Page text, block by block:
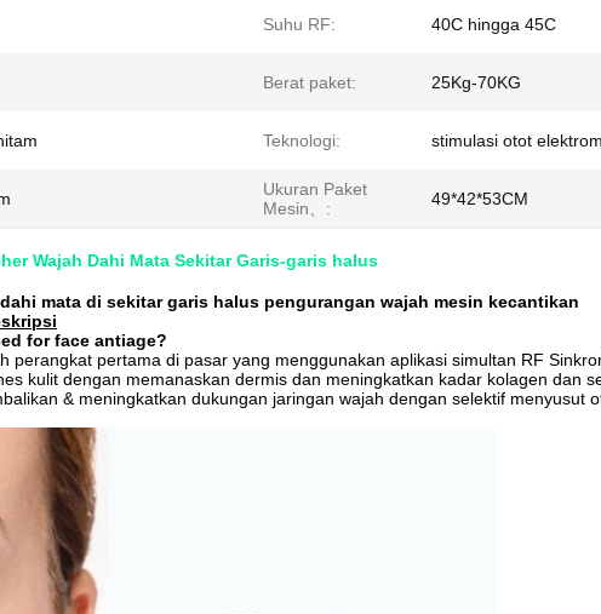
Suhu RF: 40C hingga 45C
Berat paket: 25Kg-70KG
Teknologi: stimulasi otot
Ukuran Paket
Mesin、:
49*42*53CM
Wajah Dahi Mata Sekitar Garis-garis halus
mata di sekitar garis halus pengurangan wajah mesin kecantikan
for face antiage?
perangkat pertama di pasar yang menggunakan aplikasi simultan RF
kulit dengan memanaskan dermis dan meningkatkan kadar kolagen dan
& meningkatkan dukungan jaringan wajah dengan selektif menyusut